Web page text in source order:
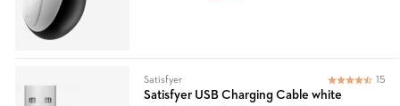
15
Satisfyer
Satisfyer USB Charging Cable white